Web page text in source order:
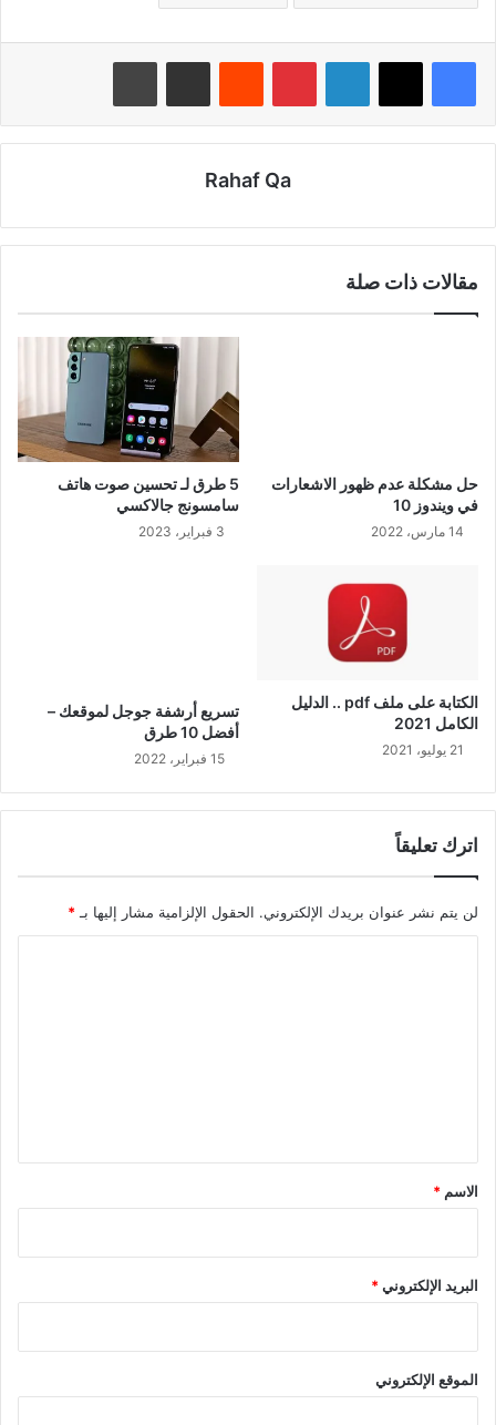
لينكدإن بينتيريست
Rahaf Qa
مقالات ذات صلة
حل مشكلة عدم ظهور الاشعارات
في ويندوز 10
14 مارس، 2022
5 طرق لـ تحسين صوت هاتف
سامسونج جالاكسي
3 فبراير، 2023
الكتابة على ملف pdf .. الدليل
الكامل 2021
21 يوليو، 2021
تسريع أرشفة جوجل لموقعك –
أفضل 10 طرق
15 فبراير، 2022
اترك تعليقاً
لن يتم نشر عنوان بريدك الإلكتروني. الحقول الإلزامية مشار إليها بـ*
*
الاسم *
البريد الإلكتروني*
الموقع الإلكتروني